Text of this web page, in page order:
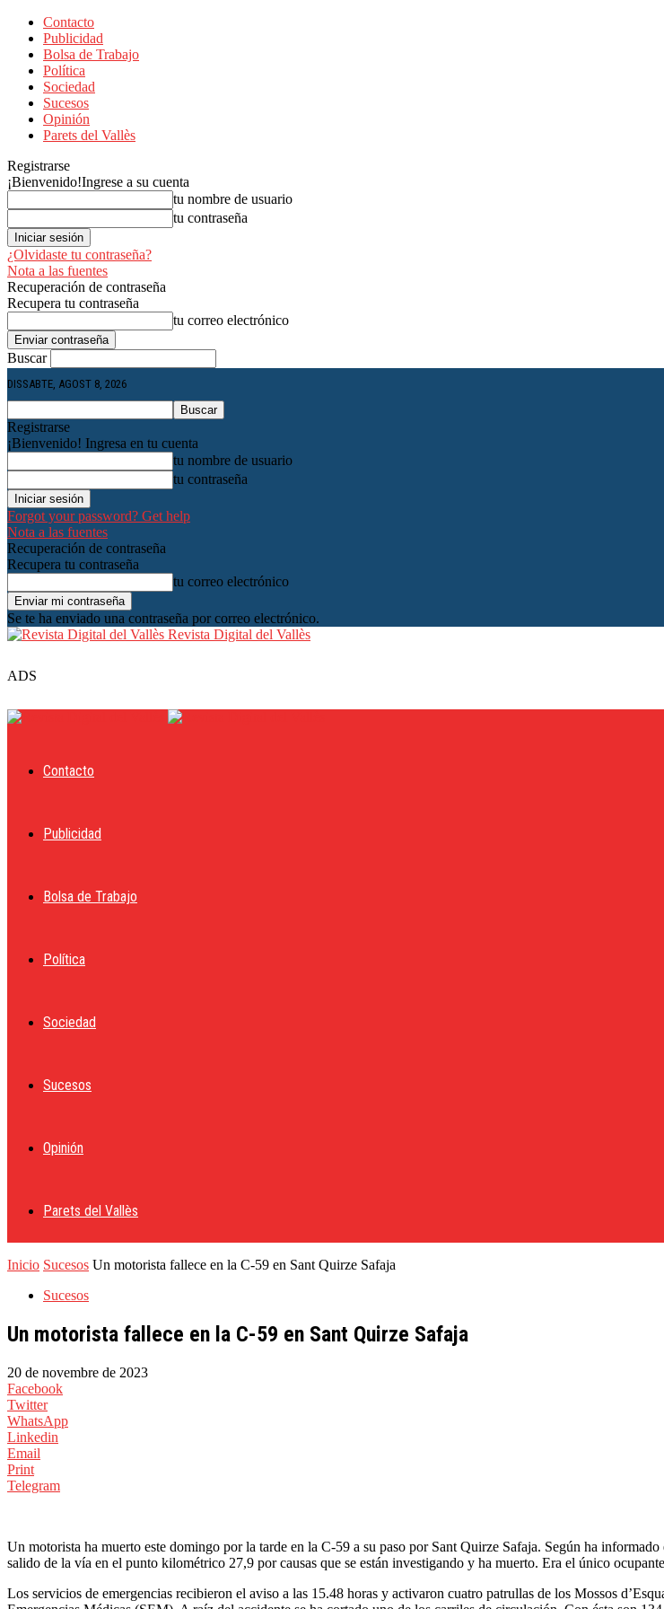
Contacto
Publicidad
Bolsa de Trabajo
Política
Sociedad
Sucesos
Opinión
Parets del Vallès
Registrarse
¡Bienvenido!Ingrese a su cuenta
tu nombre de usuario
tu contraseña
¿Olvidaste tu contraseña?
Nota a las fuentes
Recuperación de contraseña
Recupera tu contraseña
tu correo electrónico
Buscar
DISSABTE, AGOST 8, 2026
Registrarse
¡Bienvenido! Ingresa en tu cuenta
tu nombre de usuario
tu contraseña
Forgot your password? Get help
Nota a las fuentes
Recuperación de contraseña
Recupera tu contraseña
tu correo electrónico
Se te ha enviado una contraseña por correo electrónico.
Revista Digital del Vallès
ADS
Contacto
Publicidad
Bolsa de Trabajo
Política
Sociedad
Sucesos
Opinión
Parets del Vallès
Inicio Sucesos Un motorista fallece en la C-59 en Sant Quirze Safaja
Sucesos
Un motorista fallece en la C-59 en Sant Quirze Safaja
20 de novembre de 2023
Facebook
Twitter
WhatsApp
Linkedin
Email
Print
Telegram
Un motorista ha muerto este domingo por la tarde en la C-59 a su paso por Sant Quirze Safaja. Según ha
salido de la vía en el punto kilométrico 27,9 por causas que se están investigando y ha muerto. Era el único
Los servicios de emergencias recibieron el aviso a las 15.48 horas y activaron cuatro patrullas de los Mossos